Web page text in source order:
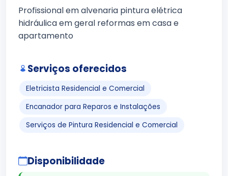
Profissional em alvenaria pintura elétrica
hidráulica em geral reformas em casa e
apartamento
Serviços oferecidos
Eletricista Residencial e Comercial
Encanador para Reparos e Instalações
Serviços de Pintura Residencial e Comercial
Disponibilidade